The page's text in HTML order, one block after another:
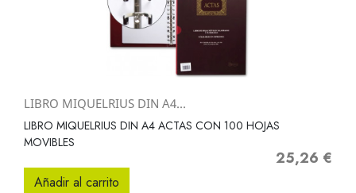
LIBRO MIQUELRIUS DIN A4...
LIBRO MIQUELRIUS DIN A4 ACTAS CON 100 HOJAS
MOVIBLES
Precio
25,26 €
Añadir al carrito